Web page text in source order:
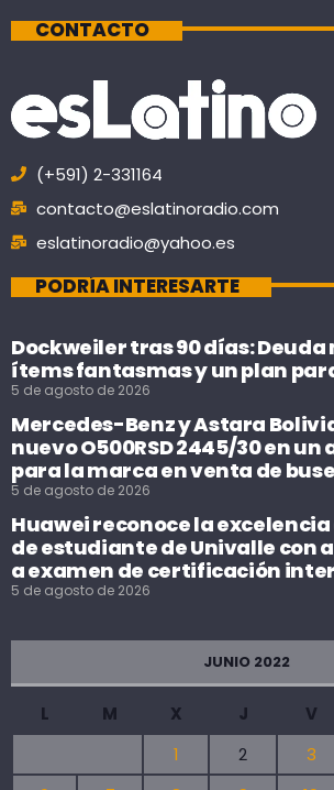
CONTACTO
(+591) 2-331164
contacto@eslatinoradio.com
eslatinoradio@yahoo.es
PODRÍA INTERESARTE
Dockweiler tras 90 días:
ítems fantasmas y un plan
5 de agosto de 2026
Mercedes-Benz y Astara
nuevo O500RSD 2445/30 en un
para la marca en venta de
5 de agosto de 2026
Huawei reconoce la
de estudiante de Univalle con
a examen de certificación
5 de agosto de 2026
JUNIO 2022
L M X J V
1
2 3